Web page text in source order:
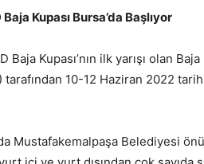
Baja Kupası Bursa’da Başlıyor
Kupası’nın ilk yarışı olan
10-12 Haziran 2022
Mustafakemalpaşa Belediyesi